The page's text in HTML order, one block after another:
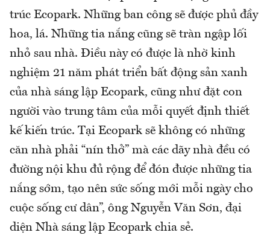
trúc Ecopark. Những ban công sẽ được phủ đầy
hoa, lá. Những tia nắng cũng sẽ tràn ngập lối
nhỏ sau nhà. Điều này có được là nhờ kinh
nghiệm 21 năm phát triển bất động sản xanh
của nhà sáng lập Ecopark, cũng như đặt con
người vào trung tâm của mỗi quyết định thiết
kế kiến trúc. Tại Ecopark sẽ không có những
căn nhà phải “nín thở” mà các dãy nhà đều có
đường nội khu đủ rộng để đón được những tia
nắng sớm, tạo nên sức sống mới mỗi ngày cho
cuộc sống cư dân”, ông Nguyễn Văn Sơn, đại
diện Nhà sáng lập Ecopark chia sẻ.